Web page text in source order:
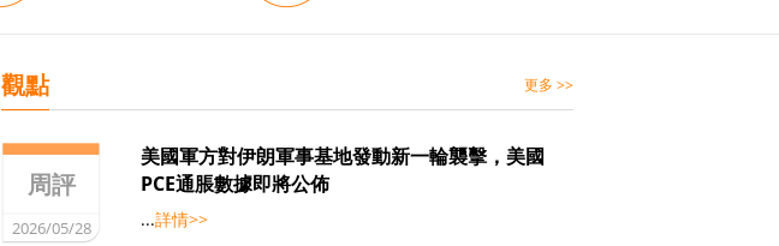
觀點 更多 >>
周評
2026/05/28
美國軍方對伊朗軍事基地發動新一輪襲擊，美國
PCE通脹數據即將公佈
...詳情>>